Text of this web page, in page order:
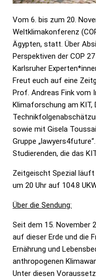
Vom 6. bis zum 20.
Weltklimakonferenz
Ägypten, statt. Über
Perspektiven der COP
Karlsruher
Freut euch auf eine
Prof. Andreas Fink
Klimaforschung am
sowie mit Gisela
Gruppe
Studierenden, die das
Zeitgeischt Spezial läuft
um 20 Uhr auf 104.8
Über die Sendung:
Seit dem 15. November
auf dieser Erde und die
Ernährung und
anthropogenen
Unter diesen